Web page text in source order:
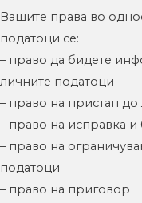
Вашите права во
податоци се:
– право да бидете
личните податоци
– право на пристап
– право на исправка
– право на
податоци
– право на приговор